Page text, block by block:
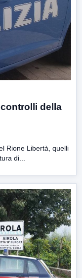
della
Rione Libertà, quelli
di...